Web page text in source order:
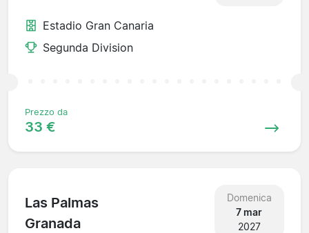
Estadio Gran Canaria
Segunda Division
Prezzo da
33 €
Las Palmas
Granada
Domenica
7 mar
2027